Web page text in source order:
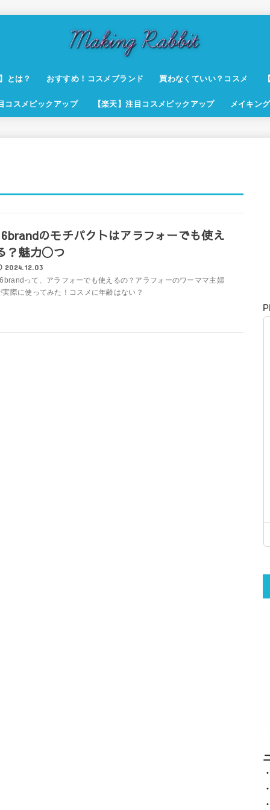
とは？ おすすめ！コスメブランド 買わなくていい？コスメ
コスメピックアップ 【楽天】注目コスメピックアップ メイキン
のモチパクトはアラフォーでも使え
？魅力◯つ
2024.12.03
って、アラフォーでも使えるの？アラフォーのワーママ主婦
実際に使ってみた！コスメに年齢はない？